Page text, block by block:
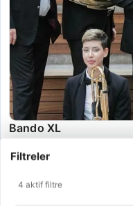
Filtreler
4 aktif filtre
Bando XL
55 Dakika
14.000 TL